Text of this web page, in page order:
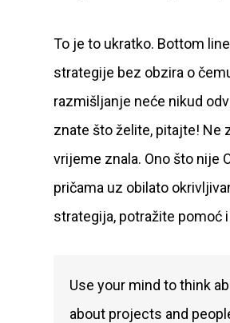
To je to ukratko. Bottom
strategije bez obzira o
razmišljanje neće nikud
znate što želite, pitajte! Ne
vrijeme znala. Ono što nije
pričama uz obilato
strategija, potražite pomoć
Use your mind to think
about projects and